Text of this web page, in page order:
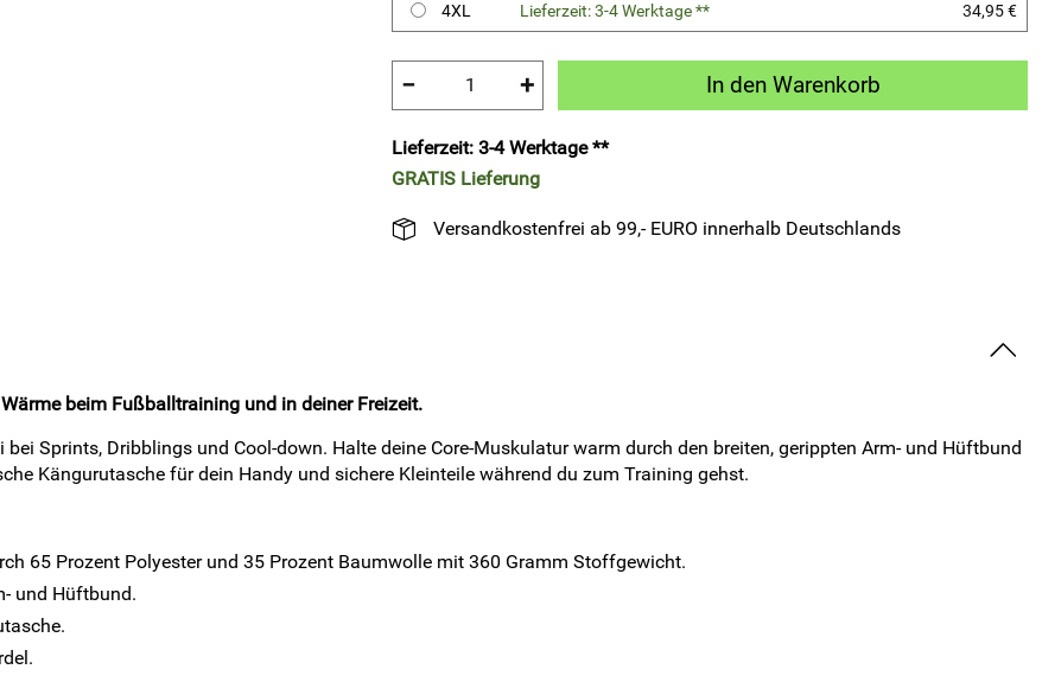
4XL
Lieferzeit: 3-4 Werktage ** 34,95 €
− + In den Warenkorb
Lieferzeit: 3-4 Werktage **
GRATIS Lieferung
Versandkostenfrei ab 99,- EURO innerhalb Deutschlands
beim Fußballtraining und in deiner Freizeit.
Sprints, Dribblings und Cool-down. Halte deine Core-Muskulatur warm durch den breiten, gerippten Arm- und Hüftbund
Kängurutasche für dein Handy und sichere Kleinteile während du zum Training gehst.
65 Prozent Polyester und 35 Prozent Baumwolle mit 360 Gramm Stoffgewicht.
und Hüftbund.